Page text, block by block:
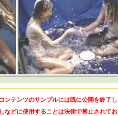
ンテンツのサンプルには既に公開を終了
などに使用することは法律で禁止されて